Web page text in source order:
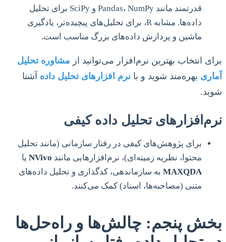
قدرتمند مانند Pandas، NumPy و SciPy برای تحلیل
داده‌ها. مشابه R، برای تحلیل‌های پیچیده‌تر، یادگیری
ماشین و پردازش داده‌های بزرگ مناسب است.
برای انتخاب بهترین نرم‌افزار می‌توانید از مشاوره تحلیل
آماری بهره‌مند شوید و با نرم افزارهای تحلیل داده آشنا
شوید.
نرم‌افزارهای تحلیل داده کیفی
برای پژوهش‌های کیفی در رفتار سازمانی (مانند تحلیل
محتوا، نظریه زمینه‌ای)، نرم‌افزارهایی مانند NVivo یا
MAXQDA به سازماندهی، کدگذاری و تحلیل داده‌های
متنی (مصاحبه‌ها، اسناد) کمک می‌کنند.
بخش پنجم: چالش‌ها و راه‌حل‌ها